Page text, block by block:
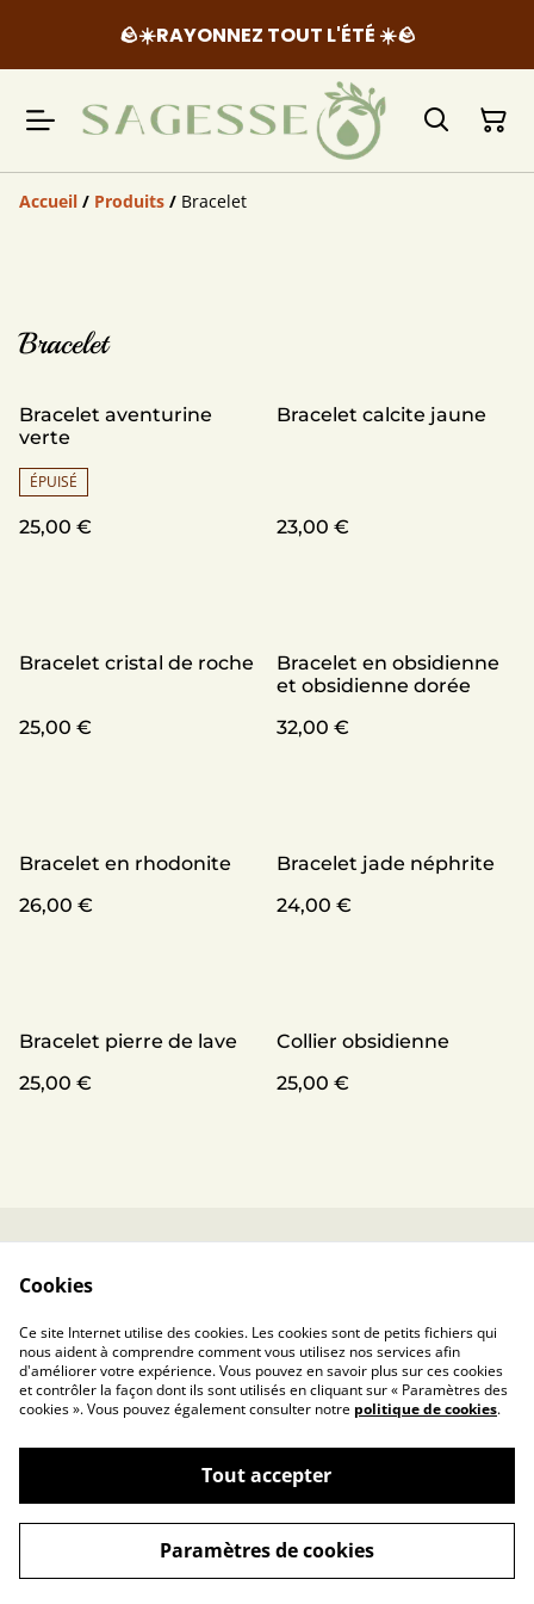
🪨☀️RAYONNEZ TOUT L'ÉTÉ ☀️🪨
Accueil / Produits / Bracelet
Bracelet
Bracelet aventurine
verte
ÉPUISÉ
25,00 €
Bracelet calcite jaune
23,00 €
Bracelet cristal de roche
25,00 €
Bracelet en obsidienne
et obsidienne dorée
32,00 €
Bracelet en rhodonite
26,00 €
Bracelet jade néphrite
24,00 €
Bracelet pierre de lave
25,00 €
Collier obsidienne
25,00 €
confidentialité
Mentions légales
©2026https://sagesseabsolu.com/
powered by
Cookies
Ce site Internet utilise des cookies. Les cookies sont de petits fichiers qui
nous aident à comprendre comment vous utilisez nos services afin
d'améliorer votre expérience. Vous pouvez en savoir plus sur ces cookies
et contrôler la façon dont ils sont utilisés en cliquant sur « Paramètres des
cookies ». Vous pouvez également consulter notre politique de cookies.
Tout accepter
Paramètres de cookies